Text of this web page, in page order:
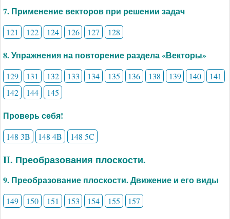
7. Применение векторов при решении задач
121 122 124 126 127 128
8. Упражнения на повторение раздела «Векторы»
129 131 132 133 134 135 136 138 139 140
141
142
144 145
Проверь себя!
148 3B 148 4B 148 5C
II. Преобразования плоскости.
9. Преобразование плоскости. Движение и его виды
149 150 151 153 154 155 157